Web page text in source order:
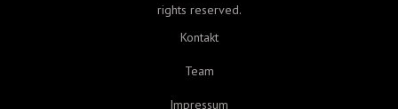
rights reserved.
Kontakt
Team
Impressum